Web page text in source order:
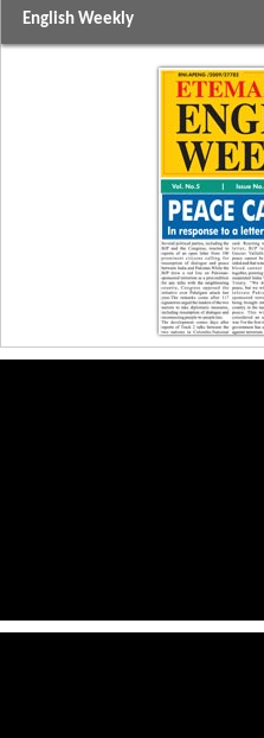
English Weekly